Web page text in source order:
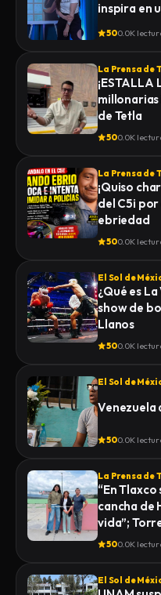
inspira en
500.0K
La Prensa de
¡ESTALLA
de Tetla
500.0K
La Prensa de
¡Quiso
del C5i
ebriedad
500.0K
El Sol de
¿Qué es
show de
Llanos
500.0K
El Sol de
Venezuela
500.0K
La Prensa de
“En
cancha de
vida”;
500.0K
El Sol de